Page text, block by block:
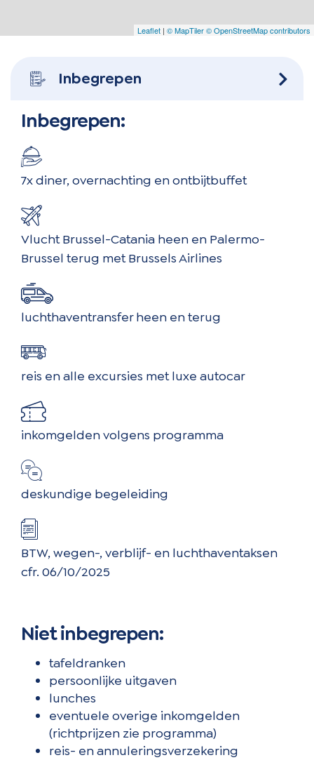
Leaflet | © MapTiler© OpenStreetMap contributors
Inbegrepen
Inbegrepen:
7x diner, overnachting en ontbijtbuffet
Vlucht Brussel-Catania heen en Palermo-
Brussel terug met Brussels Airlines
luchthaventransfer heen en terug
reis en alle excursies met luxe autocar
inkomgelden volgens programma
deskundige begeleiding
BTW, wegen-, verblijf- en luchthaventaksen
cfr. 06/10/2025
Niet inbegrepen:
tafeldranken
persoonlijke uitgaven
lunches
eventuele overige inkomgelden
(richtprijzen zie programma)
reis- en annuleringsverzekering